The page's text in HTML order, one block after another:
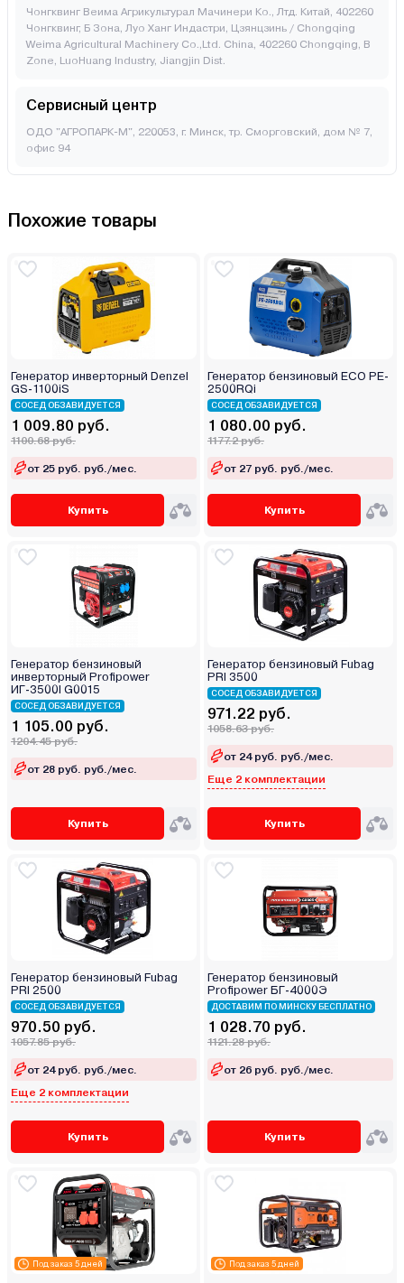
Чонгквинг Веима Агрикультурал Мачинери Ко., Лтд. Китай, 402260
Чонгквинг, Б Зона, Луо Ханг Индастри, Цзянцзинь / Chongqing
Weima Agricultural Machinery Co.,Ltd. China, 402260 Chongqing, B
Zone, LuoHuang Industry, Jiangjin Dist.
Сервисный центр
ОДО "АГРОПАРК-М", 220053, г. Минск, тр. Сморговский, дом № 7,
офис 94
Похожие товары
Генератор инверторный Denzel
GS-1100iS
СОСЕД ОБЗАВИДУЕТСЯ
1 009.80 руб.
1100.68 руб.
от 25 руб. руб./мес.
Купить
Генератор бензиновый ECO PE-
2500RQi
СОСЕД ОБЗАВИДУЕТСЯ
1 080.00 руб.
1177.2 руб.
от 27 руб. руб./мес.
Купить
Генератор бензиновый
инверторный Profipower
ИГ-3500I G0015
СОСЕД ОБЗАВИДУЕТСЯ
1 105.00 руб.
1204.45 руб.
от 28 руб. руб./мес.
Купить
Генератор бензиновый Fubag
PRI 3500
СОСЕД ОБЗАВИДУЕТСЯ
971.22 руб.
1058.63 руб.
от 24 руб. руб./мес.
Еще 2 комплектации
Купить
Генератор бензиновый Fubag
PRI 2500
СОСЕД ОБЗАВИДУЕТСЯ
970.50 руб.
1057.85 руб.
от 24 руб. руб./мес.
Еще 2 комплектации
Купить
Генератор бензиновый
Profipower БГ-4000Э
ДОСТАВИМ ПО МИНСКУ БЕСПЛАТНО
1 028.70 руб.
1121.28 руб.
от 26 руб. руб./мес.
Купить
Под заказ 5 дней Под заказ 5 дней